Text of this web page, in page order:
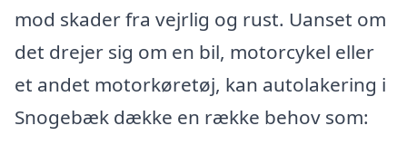
mod skader fra vejrlig og rust. Uanset om
det drejer sig om en bil, motorcykel eller
et andet motorkøretøj, kan autolakering i
Snogebæk dække en række behov som: